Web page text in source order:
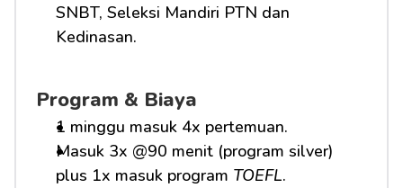
SNBT, Seleksi Mandiri PTN dan
Kedinasan.
Program & Biaya
1 minggu masuk 4x pertemuan.
Masuk 3x @90 menit (program silver)
plus 1x masuk program TOEFL.